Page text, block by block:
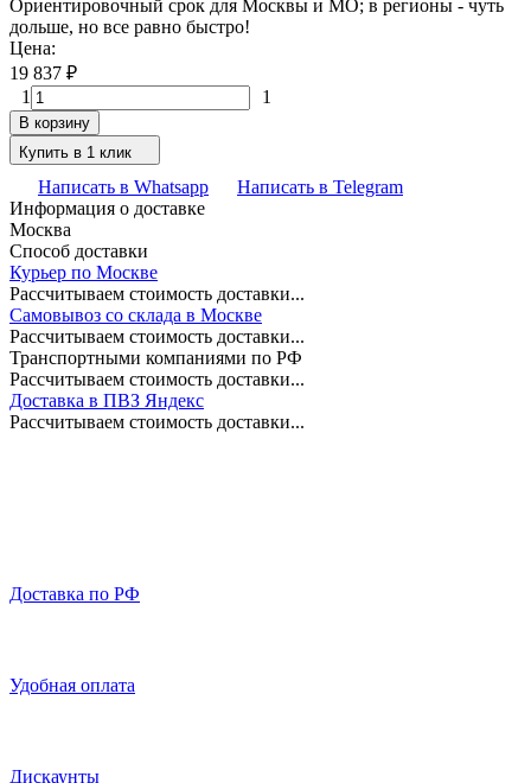
Ориентировочный срок для Москвы и МО; в регионы - чуть
дольше, но все равно быстро!
Цена:
19 837 ₽
1
1
В корзину
Купить в 1 клик
Написать в Whatsapp
Написать в Telegram
Информация о доставке
Москва
Способ доставки
Курьер по Москве
Рассчитываем стоимость доставки...
Самовывоз со склада в Москве
Рассчитываем стоимость доставки...
Транспортными компаниями по РФ
Рассчитываем стоимость доставки...
Доставка в ПВЗ Яндекс
Рассчитываем стоимость доставки...
Доставка по РФ
Удобная оплата
Дискаунты